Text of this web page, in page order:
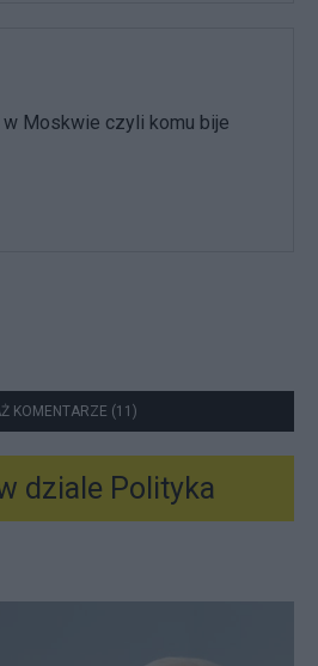
Moskwie czyli komu bije
KOMENTARZE (11)
dziale Polityka